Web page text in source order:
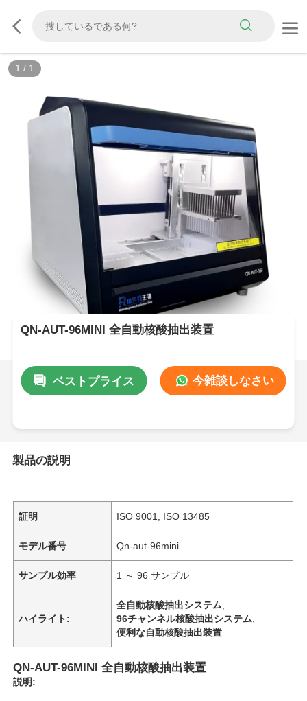
1 / 1
QN-AUT-96MINI 全自動核酸抽出装置
ベストプライス 今雑談しなさい
製品の説明
証明 ISO 9001, ISO 13485
モデル番号 Qn-aut-96mini
サンプル効率 1 ～ 96 サンプル
ハイライト:
全自動核酸抽出システム
96チャンネル核酸抽出システム
便利な自動核酸抽出装置
QN-AUT-96MINI 全自動核酸抽出装置
説明: